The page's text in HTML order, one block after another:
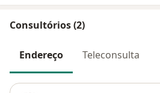
Consultórios (2)
Endereço Teleconsulta